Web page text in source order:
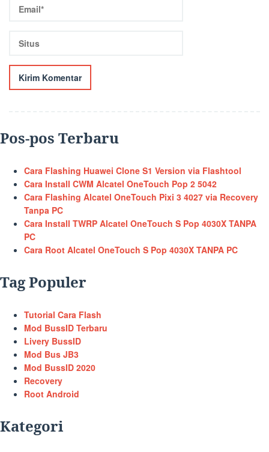
Pos-pos Terbaru
Cara Flashing Huawei Clone S1 Version via Flashtool
Cara Install CWM Alcatel OneTouch Pop 2 5042
Cara Flashing Alcatel OneTouch Pixi 3 4027 via Recovery
Tanpa PC
Cara Install TWRP Alcatel OneTouch S Pop 4030X TANPA
PC
Cara Root Alcatel OneTouch S Pop 4030X TANPA PC
Tag Populer
Tutorial Cara Flash
Mod BussID Terbaru
Livery BussID
Mod Bus JB3
Mod BussID 2020
Recovery
Root Android
Kategori